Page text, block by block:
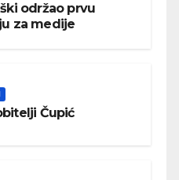
održao prvu
za medije
Čupić